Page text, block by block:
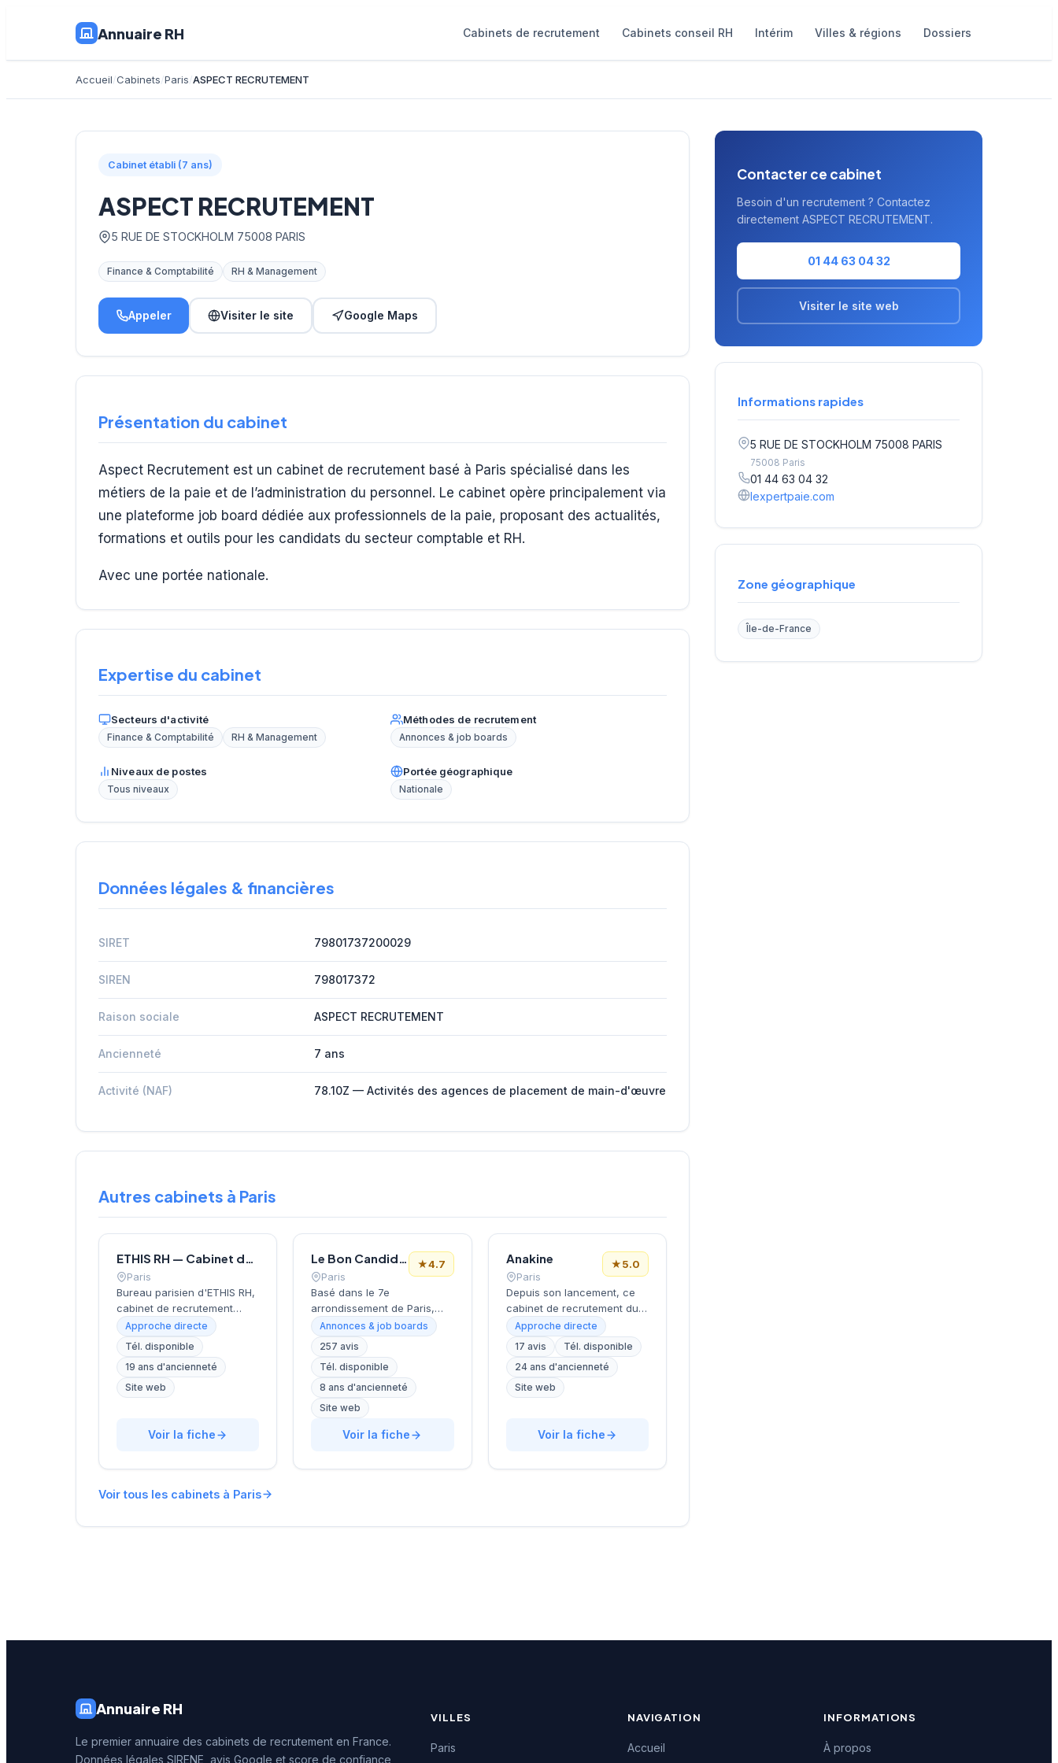
Annuaire RH Cabinets de recrutement Cabinets conseil RH Intérim Villes & régions Dossiers
Accueil Cabinets Paris ASPECT RECRUTEMENT
Cabinet établi (7 ans)
ASPECT RECRUTEMENT
5 RUE DE STOCKHOLM 75008 PARIS
Finance & Comptabilité RH & Management
Appeler Visiter le site Google Maps
Présentation du cabinet
Aspect Recrutement est un cabinet de recrutement basé à Paris spécialisé dans les
métiers de la paie et de l’administration du personnel. Le cabinet opère principalement via
une plateforme job board dédiée aux professionnels de la paie, proposant des actualités,
formations et outils pour les candidats du secteur comptable et RH.
Avec une portée nationale.
Expertise du cabinet
Secteurs d'activité
Finance & Comptabilité RH & Management
Méthodes de recrutement
Annonces & job boards
Niveaux de postes
Tous niveaux
Portée géographique
Nationale
Données légales & financières
SIRET 79801737200029
SIREN 798017372
Raison sociale ASPECT RECRUTEMENT
Ancienneté 7 ans
Activité (NAF) 78.10Z — Activités des agences de placement de main-d'œuvre
Autres cabinets à Paris
ETHIS RH — Cabinet de recrutement à Paris
Paris
Bureau parisien d'ETHIS RH,
cabinet de recrutement
fondé en 2007, spécialisé
dans le conseil en
ressources humaines, le
recrutement de cadres et
dirigeants, le coaching et
arrondissement de Paris, à
l'équipe accompagne les
dans leurs recherches de
personnalisée.
Approche directe
Tél. disponible
19 ans d'ancienneté
Site web
Voir la fiche
Le Bon Candidat
Paris
★4.7
Basé dans le 7e
arrondissement de Paris,
près de la Tour Eiffel et des
Invalides, ce cabinet de
recrutement bénéficie d'une
localisation prestigieuse au
cœur de la capitale. Installé
rue de Bellechasse, il
accompagne les entreprises
dans leurs recrutements
personnalisée. La structure
note de 4.7/5 sur plus de
Annonces & job boards
257 avis
Tél. disponible
8 ans d'ancienneté
Site web
Voir la fiche
Anakine
Paris
★5.0
Depuis son lancement, ce
cabinet de recrutement du
9e arrondissement
accompagne les entreprises
dans leurs recherches de
talents, avec une approche
centrée sur les métiers du
quartier Opéra-Grands
développe une expertise
L'équipe intervient tant sur
satisfaction des clients
Approche directe
17 avis
Tél. disponible
24 ans d'ancienneté
Site web
Voir la fiche
Voir tous les cabinets à Paris
Contacter ce cabinet
Besoin d'un recrutement ? Contactez
directement ASPECT RECRUTEMENT.
01 44 63 04 32
Visiter le site web
Informations rapides
5 RUE DE STOCKHOLM 75008 PARIS
75008 Paris
01 44 63 04 32
lexpertpaie.com
Zone géographique
Île-de-France
Annuaire RH
Le premier annuaire des cabinets de recrutement en France.
Données légales SIRENE, avis Google et score de confiance
VILLES
Paris
NAVIGATION
Accueil
INFORMATIONS
À propos